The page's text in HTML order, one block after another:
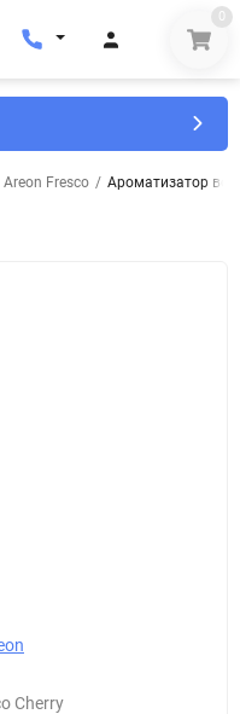
0
Areon Fresco / Ароматизатор
Cherry